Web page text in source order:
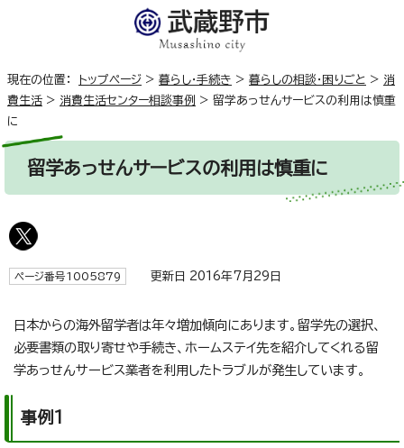
現在の位置： トップページ > 暮らし・手続き > 暮らしの相談・困りごと > 消
費生活 > 消費生活センター相談事例 > 留学あっせんサービスの利用は慎重
に
留学あっせんサービスの利用は慎重に
ページ番号1005879 更新日 2016年7月29日
日本からの海外留学者は年々増加傾向にあります。留学先の選択、
必要書類の取り寄せや手続き、ホームステイ先を紹介してくれる留
学あっせんサービス業者を利用したトラブルが発生しています。
事例1